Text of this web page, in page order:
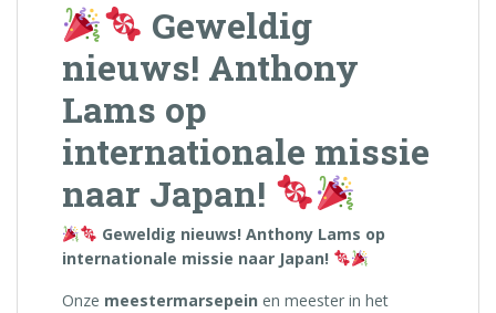
Geweldig
nieuws! Anthony
Lams op
internationale missie
naar Japan!
Geweldig nieuws! Anthony Lams op
internationale missie naar Japan!
Onze meestermarsepein en meester in het